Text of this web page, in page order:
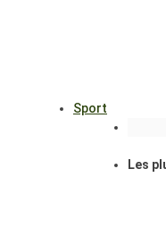
Sport
Les